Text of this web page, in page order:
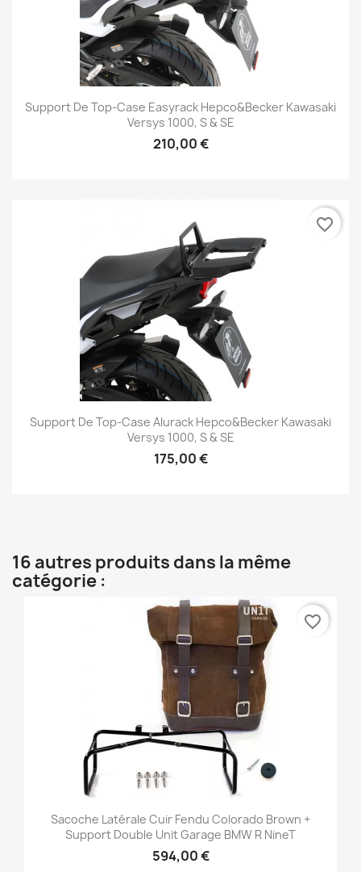
Support De Top-Case Easyrack Hepco&Becker Kawasaki
Versys 1000, S & SE
210,00 €
Support De Top-Case Alurack Hepco&Becker Kawasaki
Versys 1000, S & SE
175,00 €
favorite_border
16 autres produits dans la même
catégorie :
Sacoche Latérale Cuir Fendu Colorado Brown +
Support Double Unit Garage BMW R NineT
594,00 €
favorite_border